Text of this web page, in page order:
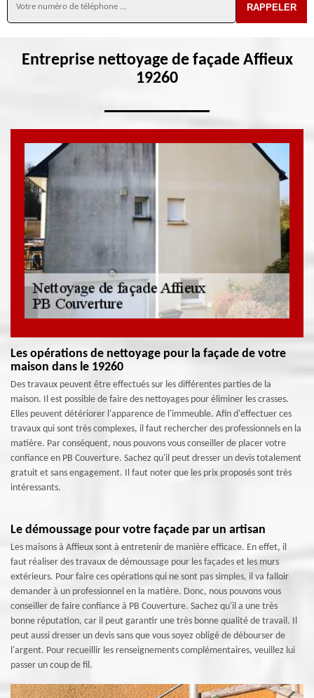
Entreprise nettoyage de façade Affieux
19260
Les opérations de nettoyage pour la façade de votre
maison dans le 19260
Des travaux peuvent être effectués sur les différentes parties de la
maison. Il est possible de faire des nettoyages pour éliminer les crasses.
Elles peuvent détériorer l'apparence de l'immeuble. Afin d'effectuer ces
travaux qui sont très complexes, il faut rechercher des professionnels en la
matière. Par conséquent, nous pouvons vous conseiller de placer votre
confiance en PB Couverture. Sachez qu'il peut dresser un devis totalement
gratuit et sans engagement. Il faut noter que les prix proposés sont très
intéressants.
Le démoussage pour votre façade par un artisan
Les maisons à Affieux sont à entretenir de manière efficace. En effet, il
faut réaliser des travaux de démoussage pour les façades et les murs
extérieurs. Pour faire ces opérations qui ne sont pas simples, il va falloir
demander à un professionnel en la matière. Donc, nous pouvons vous
conseiller de faire confiance à PB Couverture. Sachez qu'il a une très
bonne réputation, car il peut garantir une très bonne qualité de travail. Il
peut aussi dresser un devis sans que vous soyez obligé de débourser de
l'argent. Pour recueillir les renseignements complémentaires, veuillez lui
passer un coup de fil.